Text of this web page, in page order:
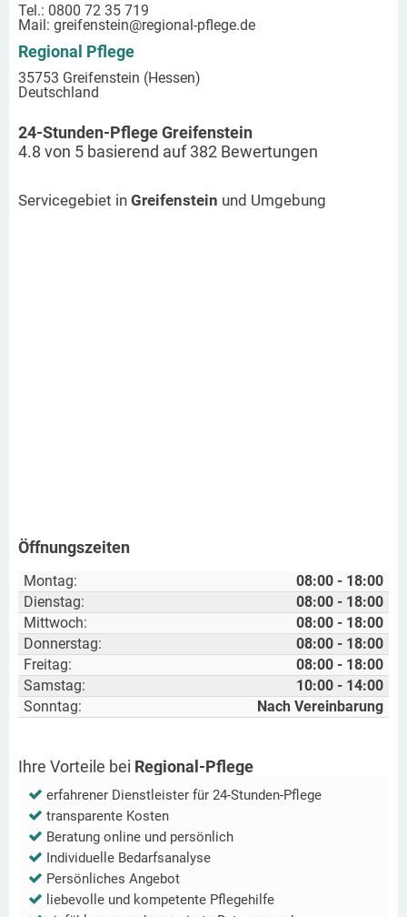
Tel.: 0800 72 35 719
Mail: greifenstein@regional-pflege.de
Regional Pflege
35753 Greifenstein (Hessen)
Deutschland
24-Stunden-Pflege Greifenstein
4.8 von 5 basierend auf382 Bewertungen
Servicegebiet in Greifenstein und Umgebung
Öffnungszeiten
Montag:
08:00 - 18:00
Dienstag:
08:00 - 18:00
Mittwoch:
08:00 - 18:00
Donnerstag:
08:00 - 18:00
Freitag:
08:00 - 18:00
Samstag:
10:00 - 14:00
Sonntag:
Nach Vereinbarung
Ihre Vorteile bei Regional-Pflege
erfahrener Dienstleister für 24-Stunden-Pflege
transparente Kosten
Beratung online und persönlich
Individuelle Bedarfsanalyse
Persönliches Angebot
liebevolle und kompetente Pflegehilfe